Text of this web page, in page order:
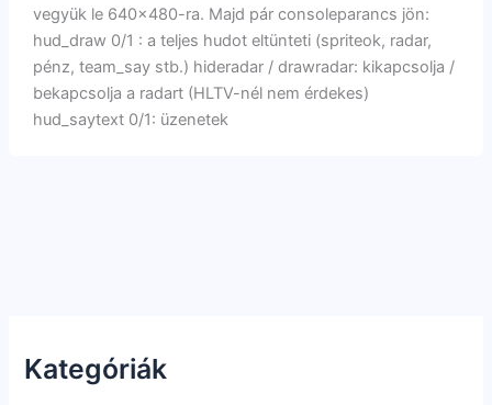
Kategóriák
vegyük le 640×480-ra. Majd pár consoleparancs jön:
hud_draw 0/1 : a teljes hudot eltünteti (spriteok, radar,
pénz, team_say stb.) hideradar / drawradar: kikapcsolja /
bekapcsolja a radart (HLTV-nél nem érdekes)
hud_saytext 0/1: üzenetek